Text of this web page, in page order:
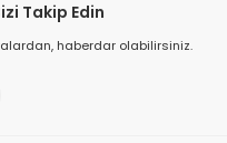
Takip Edin
haberdar olabilirsiniz.